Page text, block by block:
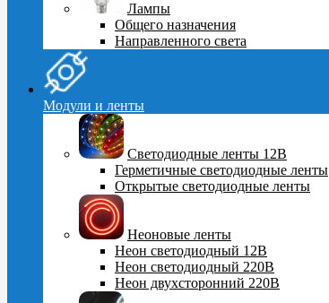
Лампы
Общего назначения
Направленного света
Модули и ленты
Светодиодные ленты 12В
Герметичные светодиодные ленты
Открытые светодиодные ленты
Неоновые ленты
Неон светодиодный 12В
Неон светодиодный 220В
Неон двухсторонний 220В